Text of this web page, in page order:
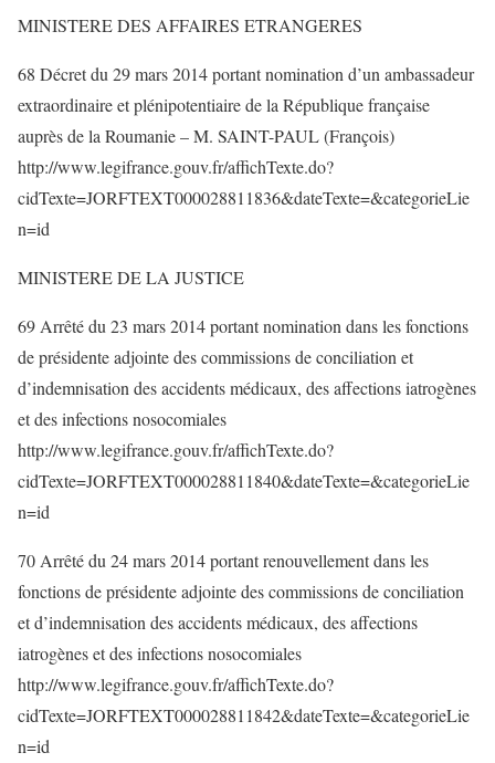
MINISTERE DES AFFAIRES ETRANGERES
68 Décret du 29 mars 2014 portant nomination d’un ambassadeur
extraordinaire et plénipotentiaire de la République française
auprès de la Roumanie – M. SAINT-PAUL (François)
http://www.legifrance.gouv.fr/affichTexte.do?
cidTexte=JORFTEXT000028811836&dateTexte=&categorieLie
n=id
MINISTERE DE LA JUSTICE
69 Arrêté du 23 mars 2014 portant nomination dans les fonctions
de présidente adjointe des commissions de conciliation et
d’indemnisation des accidents médicaux, des affections iatrogènes
et des infections nosocomiales
http://www.legifrance.gouv.fr/affichTexte.do?
cidTexte=JORFTEXT000028811840&dateTexte=&categorieLie
n=id
70 Arrêté du 24 mars 2014 portant renouvellement dans les
fonctions de présidente adjointe des commissions de conciliation
et d’indemnisation des accidents médicaux, des affections
iatrogènes et des infections nosocomiales
http://www.legifrance.gouv.fr/affichTexte.do?
cidTexte=JORFTEXT000028811842&dateTexte=&categorieLie
n=id